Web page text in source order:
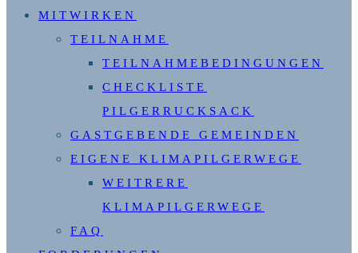
MITWIRKEN
TEILNAHME
TEILNAHMEBEDINGUNGEN
CHECKLISTE
PILGERRUCKSACK
GASTGEBENDE GEMEINDEN
EIGENE KLIMAPILGERWEGE
WEITRERE
KLIMAPILGERWEGE
FAQ